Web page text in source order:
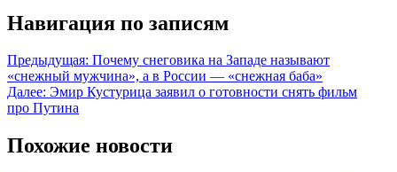
Навигация по записям
Предыдущая: Почему снеговика на Западе называют
«снежный мужчина», а в России — «снежная баба»
Далее: Эмир Кустурица заявил о готовности снять фильм
про Путина
Похожие новости